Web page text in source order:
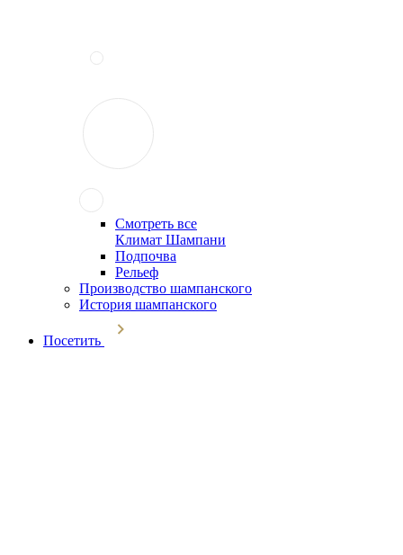
Смотреть все
Климат Шампани
Подпочва
Рельеф
Производство шампанского
История шампанского
Посетить